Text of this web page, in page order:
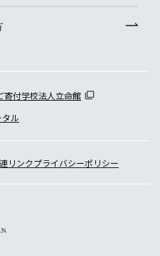
寄付学校法人立命館
ル
リンクプライバシーポリシー